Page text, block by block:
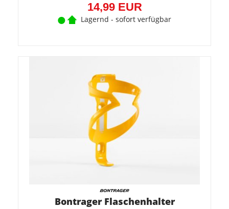
14,99 EUR
Lagernd - sofort verfügbar
Bontrager Flaschenhalter